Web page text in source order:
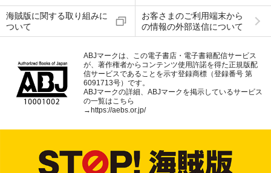
海賊版に関する取り組みに
ついて
お客さまのご利用端末から
の情報の外部送信について
ABJマークは、この電子書店・電子書籍配信サービス
が、著作権者からコンテンツ使用許諾を得た正規版配
信サービスであることを示す登録商標（登録番号 第
6091713号）です。
ABJマークの詳細、ABJマークを掲示しているサービス
の一覧はこちら
→https://aebs.or.jp/